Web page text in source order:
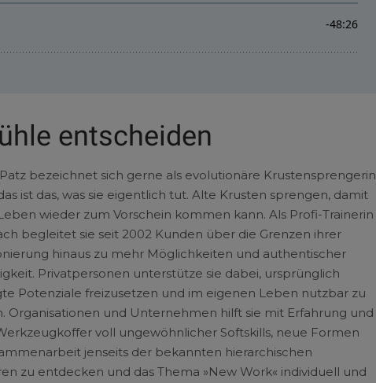
entscheiden
bezeichnet sich gerne als evolutionäre Krustensprengerin
ist das, was sie eigentlich tut. Alte Krusten sprengen, damit
wieder zum Vorschein kommen kann. Als Profi-Trainerin
begleitet sie seit 2002 Kunden über die Grenzen ihrer
hinaus zu mehr Möglichkeiten und authentischer
Privatpersonen unterstütze sie dabei, ursprünglich
Potenziale freizusetzen und im eigenen Leben nutzbar zu
Organisationen und Unternehmen hilft sie mit Erfahrung und
voll ungewöhnlicher Softskills, neue Formen
jenseits der bekannten hierarchischen
zu entdecken und das Thema »New Work« individuell und